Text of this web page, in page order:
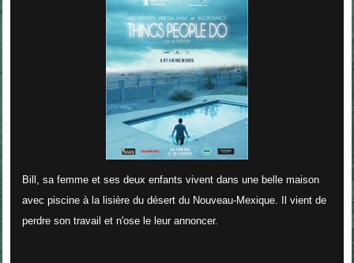
Bill, sa femme et ses deux enfants vivent dans une belle maison
avec piscine à la lisière du désert du Nouveau-Mexique. Il vient de
perdre son travail et n'ose le leur annoncer.